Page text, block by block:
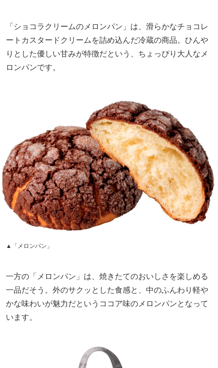
「ショコラクリームのメロンパン」は、滑らかなチョコレ
ートカスタードクリームを詰め込んだ冷蔵の商品。ひんや
りとした優しい甘みが特徴だという、ちょっぴり大人なメ
ロンパンです。
▲「メロンパン」
一方の「メロンパン」は、焼きたてのおいしさを楽しめる
一品だそう。外のサクッとした食感と、中のふんわり軽や
かな味わいが魅力だというココア味のメロンパンとなって
います。